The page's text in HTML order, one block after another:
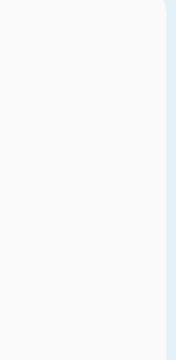
von Weite
und
stets